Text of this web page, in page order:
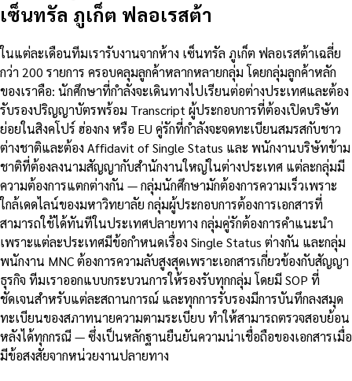
เซ็นทรัล ภูเก็ต ฟลอเรสต้า
ในแต่ละเดือนทีมเรารับงานจากห้าง เซ็นทรัล ภูเก็ต ฟลอเรสต้าเฉลี่ย
กว่า 200 รายการ ครอบคลุมลูกค้าหลากหลายกลุ่ม โดยกลุ่มลูกค้าหลัก
ของเราคือ: นักศึกษาที่กำลังจะเดินทางไปเรียนต่อต่างประเทศและต้อง
รับรองปริญญาบัตรพร้อม Transcript ผู้ประกอบการที่ต้องเปิดบริษัท
ย่อยในสิงคโปร์ ฮ่องกง หรือ EU คู่รักที่กำลังจะจดทะเบียนสมรสกับชาว
ต่างชาติและต้อง Affidavit of Single Status และ พนักงานบริษัทข้าม
ชาติที่ต้องลงนามสัญญากับสำนักงานใหญ่ในต่างประเทศ แต่ละกลุ่มมี
ความต้องการแตกต่างกัน — กลุ่มนักศึกษามักต้องการความเร็วเพราะ
ใกล้เดดไลน์ของมหาวิทยาลัย กลุ่มผู้ประกอบการต้องการเอกสารที่
สามารถใช้ได้ทันทีในประเทศปลายทาง กลุ่มคู่รักต้องการคำแนะนำ
เพราะแต่ละประเทศมีข้อกำหนดเรื่อง Single Status ต่างกัน และกลุ่ม
พนักงาน MNC ต้องการความลับสูงสุดเพราะเอกสารเกี่ยวข้องกับสัญญา
ธุรกิจ ทีมเราออกแบบกระบวนการให้รองรับทุกกลุ่ม โดยมี SOP ที่
ชัดเจนสำหรับแต่ละสถานการณ์ และทุกการรับรองมีการบันทึกลงสมุด
ทะเบียนของสภาทนายความตามระเบียบ ทำให้สามารถตรวจสอบย้อน
หลังได้ทุกกรณี — ซึ่งเป็นหลักฐานยืนยันความน่าเชื่อถือของเอกสารเมื่อ
มีข้อสงสัยจากหน่วยงานปลายทาง